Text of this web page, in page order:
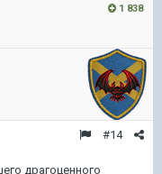
1 838
#14
драгоценного